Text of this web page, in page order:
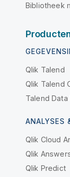
Bibliotheek
Qlik Talend
Qlik Talend
Talend Data
ANALYSES
Qlik Cloud
Qlik
Qlik Predict